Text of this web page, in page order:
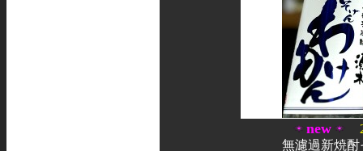
new
無濾過新焼